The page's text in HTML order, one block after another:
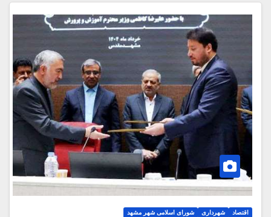
اقتصاد شهرداری شورای اسلامی شهر مشهد